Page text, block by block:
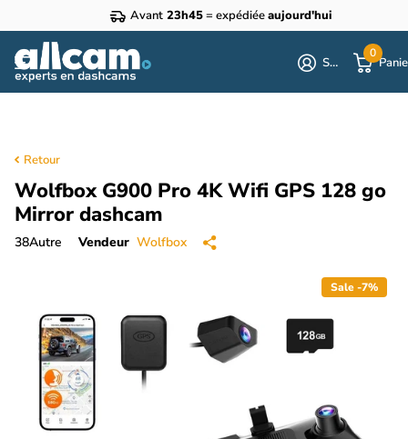
Avant 23h45= expédiéeaujourd'hui
S'identifier
0
Retour
Wolfbox G900 Pro 4K Wifi GPS 128 go
Mirror dashcam
38Autre Vendeur Wolfbox
Sale -7%